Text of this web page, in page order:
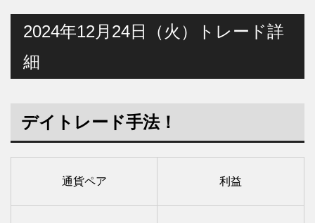
2024年12月24日（火）トレード詳
細
デイトレード手法！
通貨ペア 利益